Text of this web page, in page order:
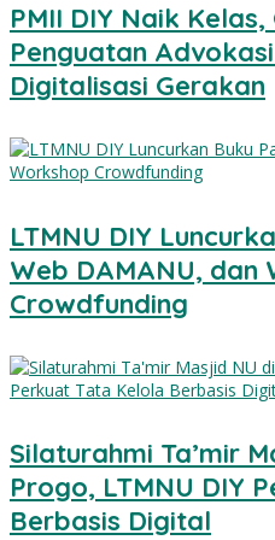
PMII DIY Naik
Penguatan
Digitalisasi Gerakan
LTMNU DIY
Web DAMANU, dan
Crowdfunding
Silaturahmi Ta’mir
Progo, LTMNU DIY
Berbasis Digital